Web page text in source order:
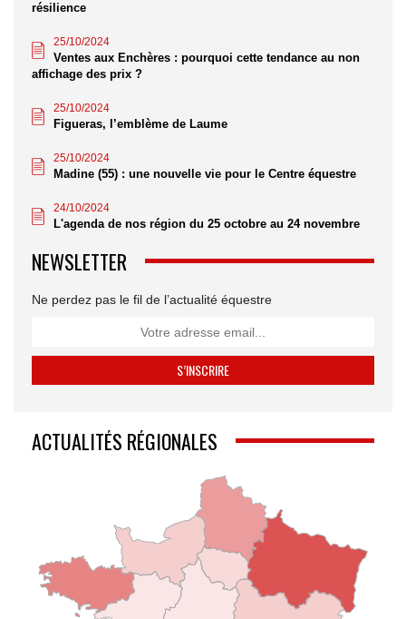
résilience
25/10/2024
Ventes aux Enchères : pourquoi cette tendance au non
affichage des prix ?
25/10/2024
Figueras, l’emblème de Laume
25/10/2024
Madine (55) : une nouvelle vie pour le Centre équestre
24/10/2024
L'agenda de nos région du 25 octobre au 24 novembre
NEWSLETTER
Ne perdez pas le fil de l’actualité équestre
ACTUALITÉS RÉGIONALES